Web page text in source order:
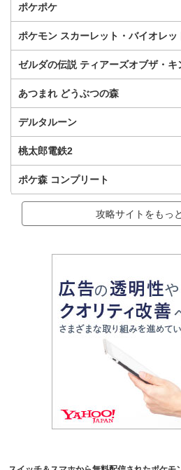
ポケポケ
ポケモン スカーレット・バイオレッ
ゼルダの伝説 ティアーズオブザ・キ
あつまれ どうぶつの森
デルタルーン
桃太郎電鉄2
ポケ森 コンプリート
攻略サイトをもっ